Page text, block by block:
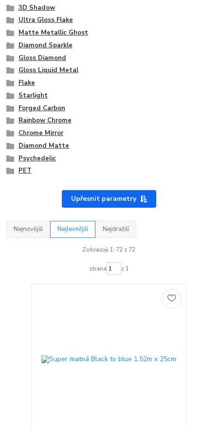
3D Shadow
Ultra Gloss Flake
Matte Metallic Ghost
Diamond Sparkle
Gloss Diamond
Gloss Liquid Metal
Flake
Starlight
Forged Carbon
Rainbow Chrome
Chrome Mirror
Diamond Matte
Psychedelic
PET
Upřesnit parametry
Nejnovější Nejlevnější Nejdražší
Zobrazuji 1-72 z 72
strana z 1